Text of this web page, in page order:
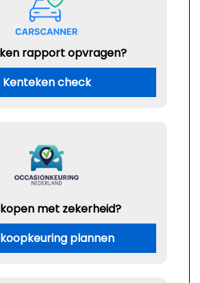
rapport opvragen?
Kenteken check
met zekerheid?
plannen